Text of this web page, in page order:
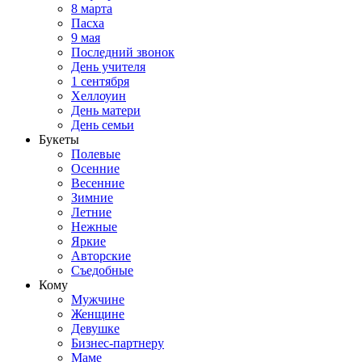
8 марта
Пасха
9 мая
Последний звонок
День учителя
1 сентября
Хеллоуин
День матери
День семьи
Букеты
Полевые
Осенние
Весенние
Зимние
Летние
Нежные
Яркие
Авторские
Съедобные
Кому
Мужчине
Женщине
Девушке
Бизнес-партнеру
Маме